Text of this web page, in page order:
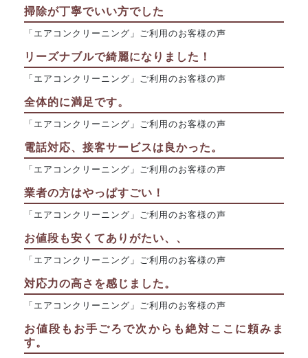
掃除が丁寧でいい方でした
「エアコンクリーニング」ご利用のお客様の声
リーズナブルで綺麗になりました！
「エアコンクリーニング」ご利用のお客様の声
全体的に満足です。
「エアコンクリーニング」ご利用のお客様の声
電話対応、接客サービスは良かった。
「エアコンクリーニング」ご利用のお客様の声
業者の方はやっぱすごい！
「エアコンクリーニング」ご利用のお客様の声
お値段も安くてありがたい、、
「エアコンクリーニング」ご利用のお客様の声
対応力の高さを感じました。
「エアコンクリーニング」ご利用のお客様の声
お値段もお手ごろで次からも絶対ここに頼みま
す。